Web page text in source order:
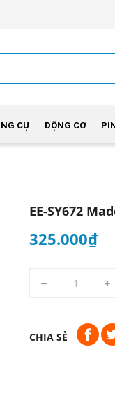
CỤ ĐỘNG CƠ
EE-SY672
325.000₫
CHIA SẺ